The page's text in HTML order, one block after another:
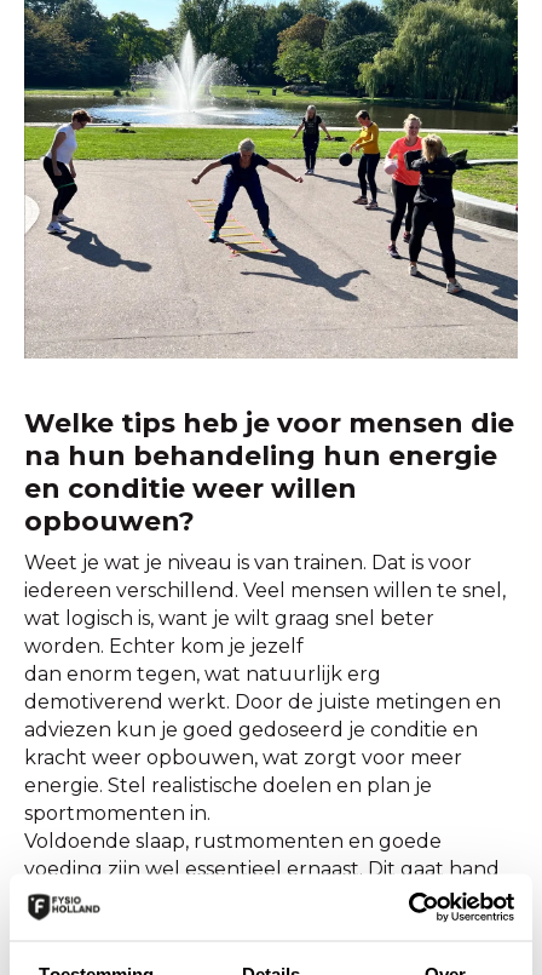
Welke tips heb je voor mensen die
na hun behandeling hun energie
en conditie weer willen
opbouwen?
Weet je wat je niveau is van trainen. Dat is voor
iedereen verschillend. Veel mensen willen te snel,
wat logisch is, want je wilt graag snel beter
worden. Echter kom je jezelf
dan enorm tegen, wat natuurlijk erg
demotiverend werkt. Door de juiste metingen en
adviezen kun je goed gedoseerd je conditie en
kracht weer opbouwen, wat zorgt voor meer
energie. Stel realistische doelen en plan je
sportmomenten in.
Voldoende slaap, rustmomenten en goede
voeding zijn wel essentieel ernaast. Dit gaat hand
in hand samen.